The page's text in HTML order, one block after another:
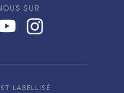
SUR
LABELLISÉ